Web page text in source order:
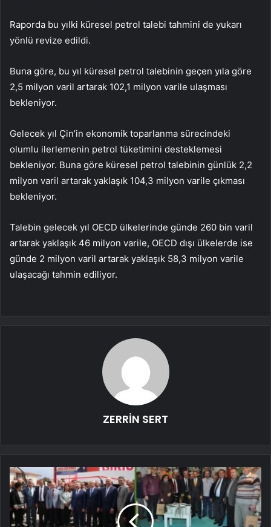
Raporda bu yılki küresel petrol talebi tahmini de yukarı
yönlü revize edildi.
Buna göre, bu yıl küresel petrol talebinin geçen yıla göre
2,5 milyon varil artarak 102,1 milyon varile ulaşması
bekleniyor.
Gelecek yıl Çin’in ekonomik toparlanma sürecindeki
olumlu ilerlemenin petrol tüketimini desteklemesi
bekleniyor. Buna göre küresel petrol talebinin günlük 2,2
milyon varil artarak yaklaşık 104,3 milyon varile çıkması
bekleniyor.
Talebin gelecek yıl OECD ülkelerinde günde 260 bin varil
artarak yaklaşık 46 milyon varile, OECD dışı ülkelerde ise
günde 2 milyon varil artarak yaklaşık 58,3 milyon varile
ulaşacağı tahmin ediliyor.
ZERRİN SERT